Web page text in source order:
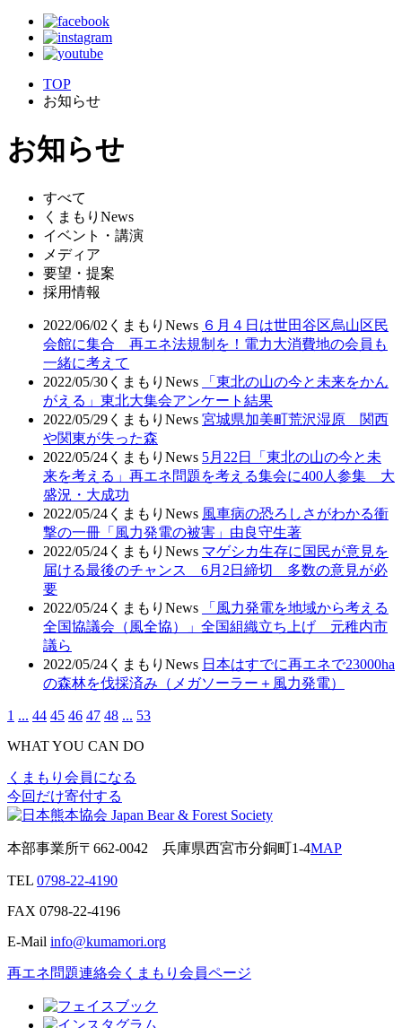
TOP
お知らせ
お知らせ
すべて
くまもりNews
イベント・講演
メディア
要望・提案
採用情報
2022/06/02 くまもりNews ６月４日は世田谷区烏山区民
会館に集合 再エネ法規制を！電力大消費地の会員も
一緒に考えて
2022/05/30 くまもりNews
「東北の山の今と未来をかん
がえる」東北大集会アンケート結果
2022/05/29 くまもりNews 宮城県加美町荒沢湿原 関西
や関東が失った森
2022/05/24 くまもりNews 5月22日「東北の山の今と未
来を考える」再エネ問題を考える集会に400人参集 大
盛況・大成功
2022/05/24 くまもりNews 風車病の恐ろしさがわかる衝
撃の一冊「風力発電の被害」由良守生著
2022/05/24 くまもりNews マゲシカ生存に国民が意見を
届ける最後のチャンス 6月2日締切 多数の意見が必
要
2022/05/24 くまもりNews
「風力発電を地域から考える
全国協議会（風全協）」全国組織立ち上げ 元稚内市
議ら
2022/05/24 くまもりNews 日本はすでに再エネで23000ha
の森林を伐採済み（メガソーラー＋風力発電）
1 ... 44 45 46 47 48 ... 53
WHAT YOU CAN DO
くまもり会員になる
今回だけ寄付する
本部事業所〒662-0042 兵庫県西宮市分銅町1-4MAP
TEL 0798-22-4190
FAX 0798-22-4196
E-Mail info@kumamori.org
再エネ問題連絡会 くまもり会員ページ